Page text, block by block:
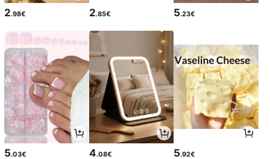
2.98€ 2.85€ 5.23€
5.03€ 4.08€ 5.92€